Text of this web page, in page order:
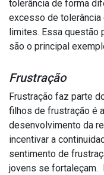
tolerância de forma
excesso de
limites. Essa questão
são o principal
Frustração
Frustração faz parte
filhos de frustração é
desenvolvimento da
incentivar a
sentimento de
jovens se fortaleçam.